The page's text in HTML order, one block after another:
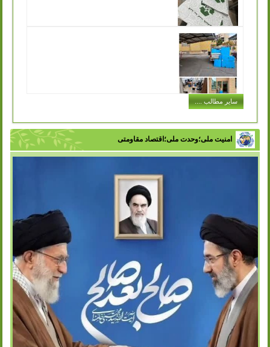
سازمان مدیریت پسماند به جهت تکریم ارباب رجوع
انتشار: شنبه, 11 آذر 1402
یکی از مشکلاتی که در حفظ محیط زیست و اصول بازیافت با
آن مواجه هستیم این است که افراد در هنگام خرید حجم بسیار
زیادی کیسه پلاستیکی...
در ادارات شهر
با تلاش سازمان مدیریت پسماند شهرداری ورامین و با هدف
تفکیک زباله از مبدا، فرهنگ سازی در زمینه مدیریت پسماند و
زباله در بین اقشار مختلف...ادامه مطلب ..
سایر مطالب ....
امنیت ملی؛وحدت ملی؛اقتصاد مقاومتی